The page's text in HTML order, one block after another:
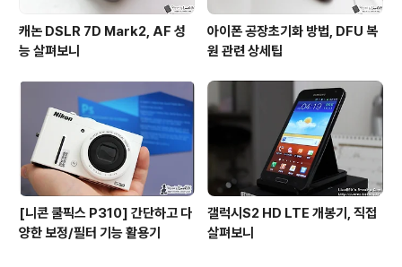
캐논 DSLR 7D Mark2, AF 성
능 살펴보니
아이폰 공장초기화 방법, DFU 복
원 관련 상세팁
[니콘 쿨픽스 P310] 간단하고 다
양한 보정/필터 기능 활용기
갤럭시S2 HD LTE 개봉기, 직접
살펴보니